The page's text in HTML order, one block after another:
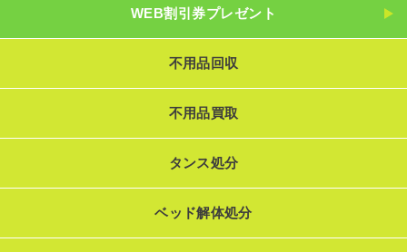
WEB割引券プレゼント
不用品回収
不用品買取
タンス処分
ベッド解体処分